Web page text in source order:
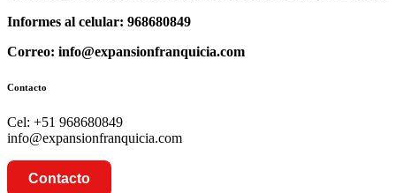
Informes al celular: 968680849
Correo: info@expansionfranquicia.com
Contacto
Cel: +51 968680849
info@expansionfranquicia.com
Contacto